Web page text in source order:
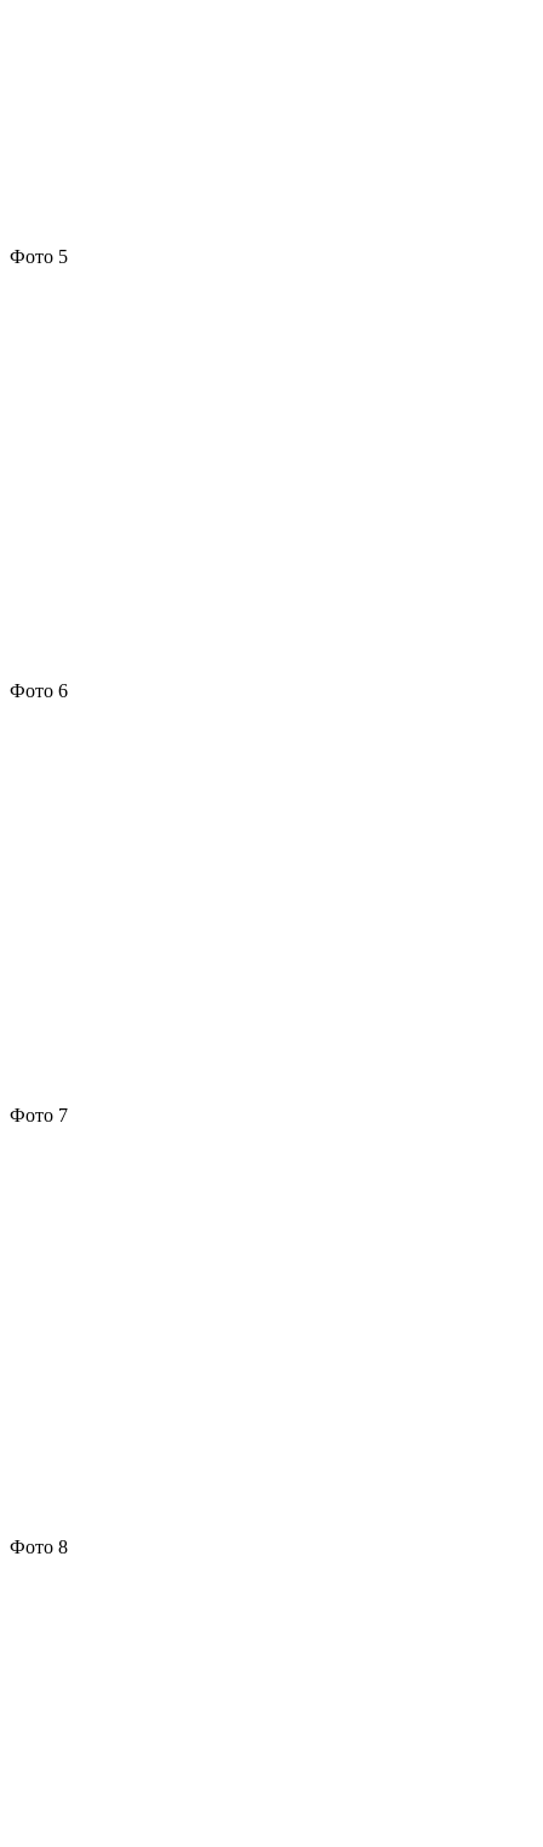
Фото 5
Фото 6
Фото 7
Фото 8